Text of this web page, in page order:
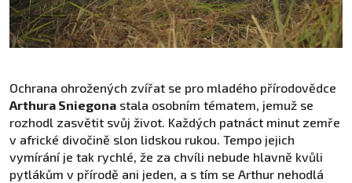
Ochrana ohrožených zvířat se pro mladého přírodovědce
Arthura Sniegona stala osobním tématem, jemuž se
rozhodl zasvětit svůj život. Každých patnáct minut zemře
v africké divočině slon lidskou rukou. Tempo jejich
vymírání je tak rychlé, že za chvíli nebude hlavně kvůli
pytlákům v přírodě ani jeden, a s tím se Arthur nehodlá